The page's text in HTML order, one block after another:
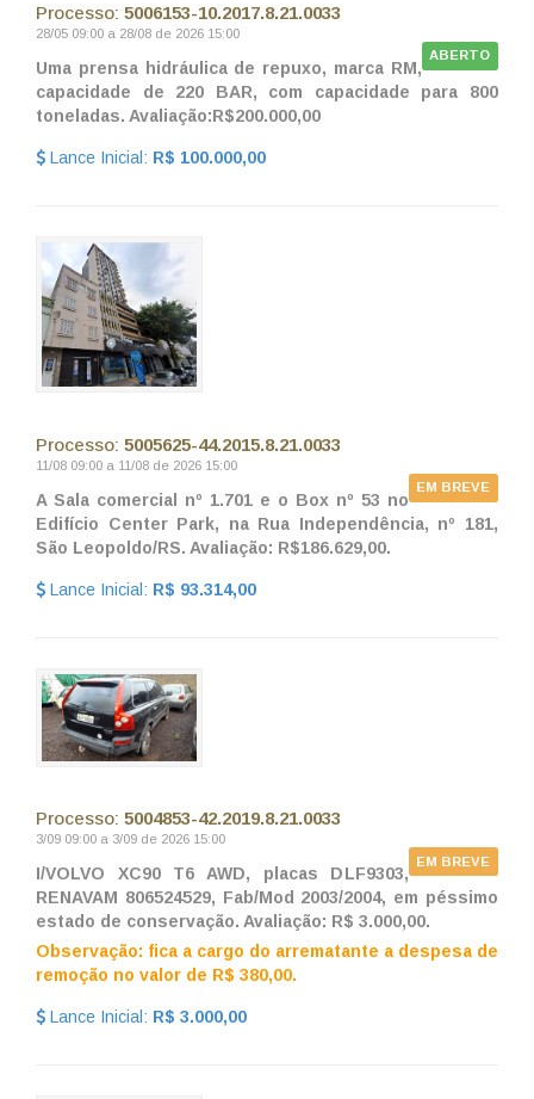
Processo: 5006153-10.2017.8.21.0033
28/05 09:00 a 28/08 de 2026 15:00
ABERTO
Uma prensa hidráulica de repuxo, marca RM,
capacidade de 220 BAR, com capacidade para 800
toneladas. Avaliação:R$200.000,00
Lance Inicial: R$ 100.000,00
Processo: 5005625-44.2015.8.21.0033
11/08 09:00 a 11/08 de 2026 15:00
EM BREVE
A Sala comercial nº 1.701 e o Box nº 53 no
Edifício Center Park, na Rua Independência, nº 181,
São Leopoldo/RS. Avaliação: R$186.629,00.
Lance Inicial: R$ 93.314,00
Processo: 5004853-42.2019.8.21.0033
3/09 09:00 a 3/09 de 2026 15:00
EM BREVE
I/VOLVO XC90 T6 AWD, placas DLF9303,
RENAVAM 806524529, Fab/Mod 2003/2004, em péssimo
estado de conservação. Avaliação: R$ 3.000,00.
Observação: fica a cargo do arrematante a despesa de
remoção no valor de R$ 380,00.
Lance Inicial: R$ 3.000,00